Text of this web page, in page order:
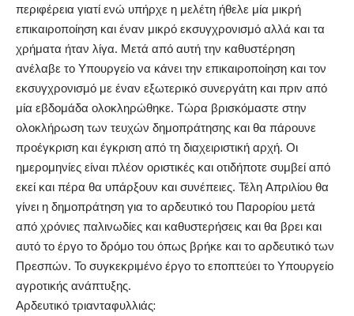
περιφέρεια γιατί ενώ υπήρχε η μελέτη ήθελε μία μικρή
επικαιροποίηση και έναν μικρό εκσυγχρονισμό αλλά και τα
χρήματα ήταν λίγα. Μετά από αυτή την καθυστέρηση
ανέλαβε το Υπουργείο να κάνει την επικαιροποίηση και τον
εκσυγχρονισμό με έναν εξωτερικό συνεργάτη και πριν από
μία εβδομάδα ολοκληρώθηκε. Τώρα βρισκόμαστε στην
ολοκλήρωση των τευχών δημοπράτησης και θα πάρουνε
προέγκριση και έγκριση από τη διαχειριστική αρχή. Οι
ημερομηνίες είναι πλέον οριστικές και οτιδήποτε συμβεί από
εκεί και πέρα θα υπάρξουν και συνέπειες. Τέλη Απριλίου θα
γίνει η δημοπράτηση για το αρδευτικό του Παρορίου μετά
από χρόνιες παλινωδίες και καθυστερήσεις και θα βρει και
αυτό το έργο το δρόμο του όπως βρήκε και το αρδευτικό των
Πρεσπών. Το συγκεκριμένο έργο το εποπτεύει το Υπουργείο
αγροτικής ανάπτυξης.
Αρδευτικό τριανταφυλλιάς: